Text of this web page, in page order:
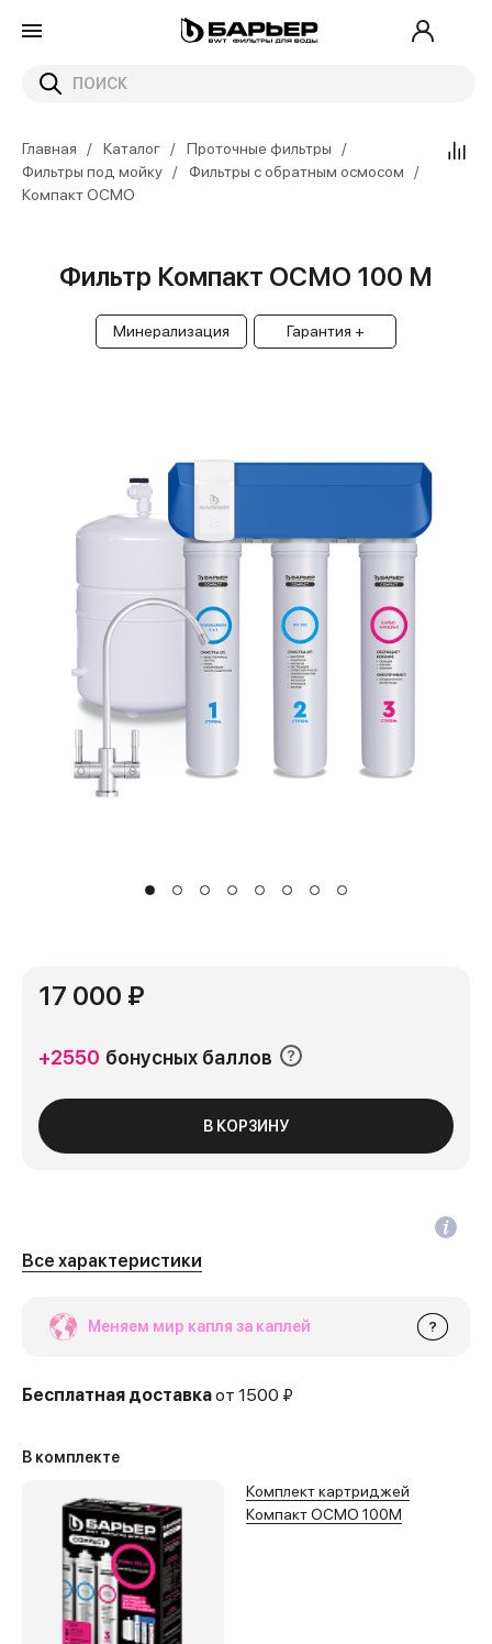
Главная Каталог
Проточные фильтры
Фильтры под мойку
Фильтры с обратным осмосом
Компакт ОСМО
Фильтр Компакт ОСМО 100 М
Минерализация Гарантия +
17 000 ₽
+2550 бонусных баллов
В КОРЗИНУ
Все характеристики
Меняем мир капля за каплей ?
Бесплатная доставкаот 1500 ₽
В комплекте
Комплект картриджей
Компакт ОСМО 100M